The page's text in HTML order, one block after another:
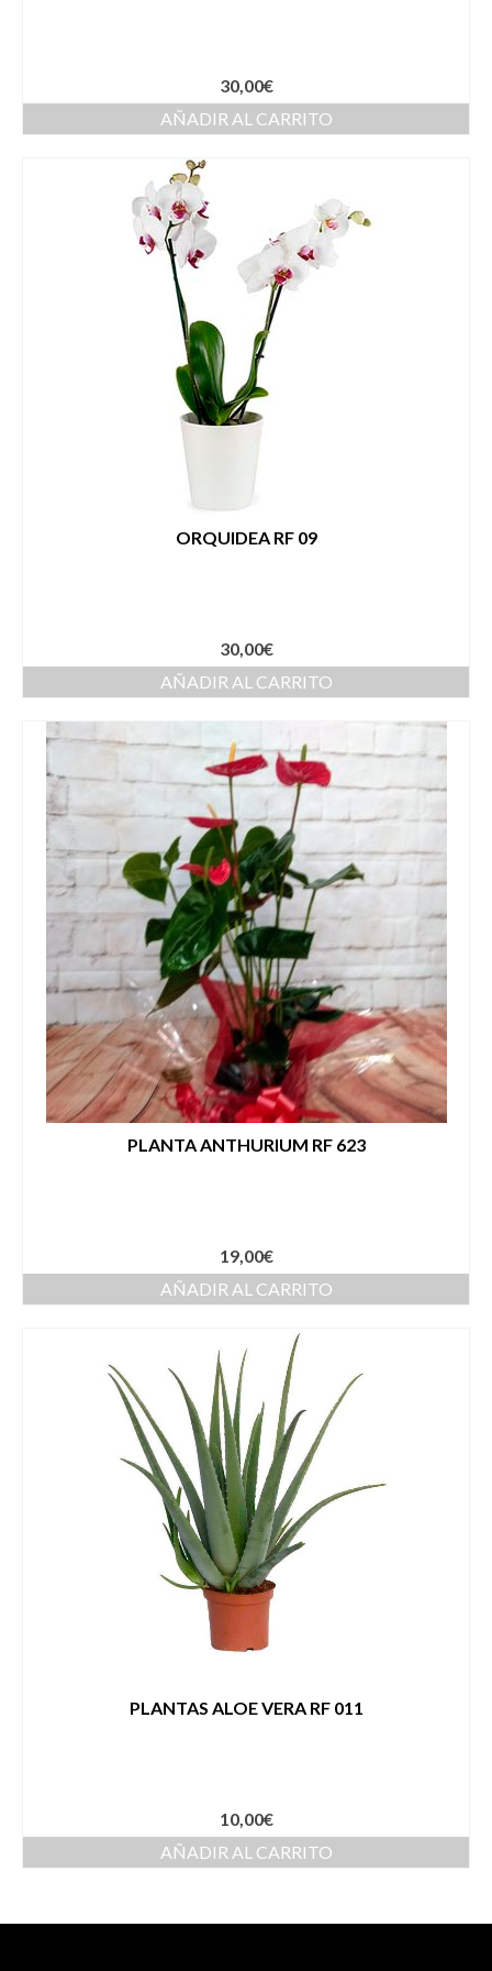
30,00€
AÑADIR AL CARRITO
ORQUIDEA RF 09
30,00€
AÑADIR AL CARRITO
PLANTA ANTHURIUM RF 623
19,00€
AÑADIR AL CARRITO
PLANTAS ALOE VERA RF 011
10,00€
AÑADIR AL CARRITO